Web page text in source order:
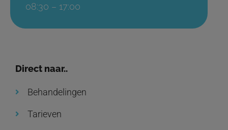
08:30 – 17:00
Direct naar..
Behandelingen
Tarieven